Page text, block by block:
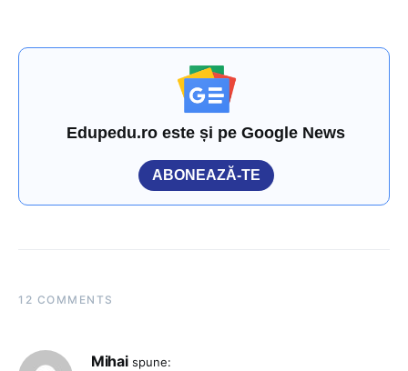
Edupedu.ro este și pe Google News
ABONEAZĂ-TE
12 COMMENTS
Mihai spune: